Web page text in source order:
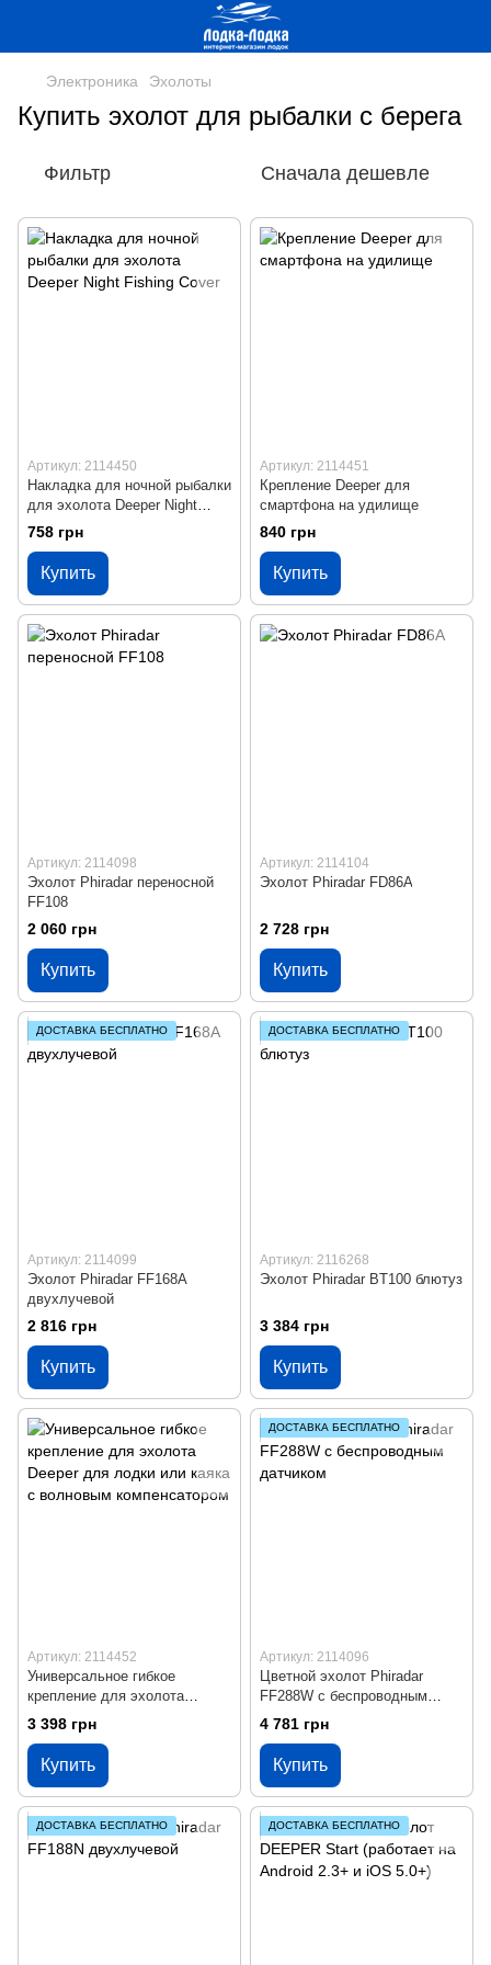
Электроника Эхолоты
Купить эхолот для рыбалки с берега
Фильтр Сначала дешевле
Артикул: 2114450
Накладка для ночной рыбалки
для эхолота Deeper Night
Fishing Cover
758 грн
Купить
Артикул: 2114451
Крепление Deeper для
смартфона на удилище
840 грн
Купить
Артикул: 2114098
Эхолот Phiradar переносной
FF108
2 060 грн
Купить
Артикул: 2114104
Эхолот Phiradar FD86A
2 728 грн
Купить
ДОСТАВКА БЕСПЛАТНО
Артикул: 2114099
Эхолот Phiradar FF168A
двухлучевой
2 816 грн
Купить
ДОСТАВКА БЕСПЛАТНО
Артикул: 2116268
Эхолот Phiradar BT100 блютуз
3 384 грн
Купить
Артикул: 2114452
Универсальное гибкое
крепление для эхолота
Deeper для лодки или каяка с
волновым компенсатором
3 398 грн
Купить
ДОСТАВКА БЕСПЛАТНО
Артикул: 2114096
Цветной эхолот Phiradar
FF288W c беспроводным
датчиком
4 781 грн
Купить
ДОСТАВКА БЕСПЛАТНО ДОСТАВКА БЕСПЛАТНО